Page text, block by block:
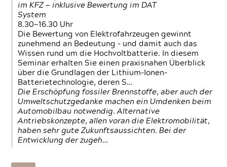
im KFZ — inklusive Bewertung im DAT
System
8.30—16.30 Uhr
Die Bewertung von Elektrofahrzeugen gewinnt
zunehmend an Bedeutung – und damit auch das
Wissen rund um die Hochvoltbatterie. In diesem
Seminar erhalten Sie einen praxisnahen Überblick
über die Grundlagen der Lithium-Ionen-
Batterietechnologie, deren S…
Die Erschöpfung fossiler Brennstoffe, aber auch der
Umweltschutzgedanke machen ein Umdenken beim
Automobilbau notwendig. Alternative
Antriebskonzepte, allen voran die Elektromobilität,
haben sehr gute Zukunftsaussichten. Bei der
Entwicklung der zugeh…